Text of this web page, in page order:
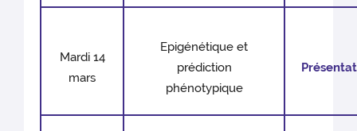
Mardi 14
mars
Epigénétique et
prédiction
phénotypique